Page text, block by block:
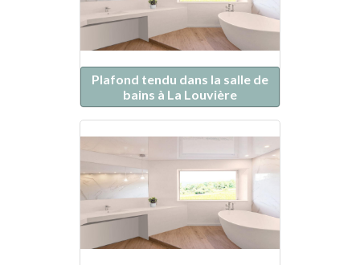
Plafond tendu dans la salle de
bains à La Louvière